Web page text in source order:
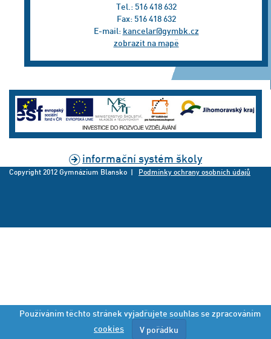
Tel.: 516 418 632
Fax: 516 418 632
E-mail: kancelar@gymbk.cz
zobrazit na mapě
informační systém školy
Copyright 2012 Gymnázium Blansko | Podmínky ochrany osobních údajů
Používáním těchto stránek vyjadřujete souhlas se zpracováním
cookies
V pořádku